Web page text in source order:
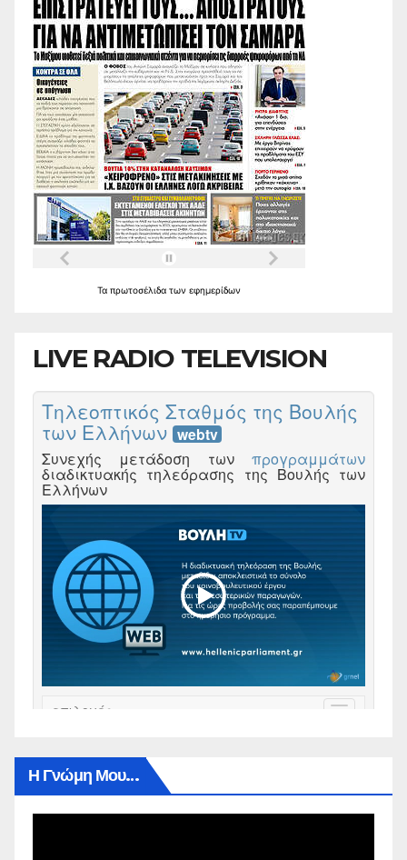
Τα πρωτοσέλιδα των εφημερίδων
LIVE RADIO TELEVISION
Η Γνώμη Μου…